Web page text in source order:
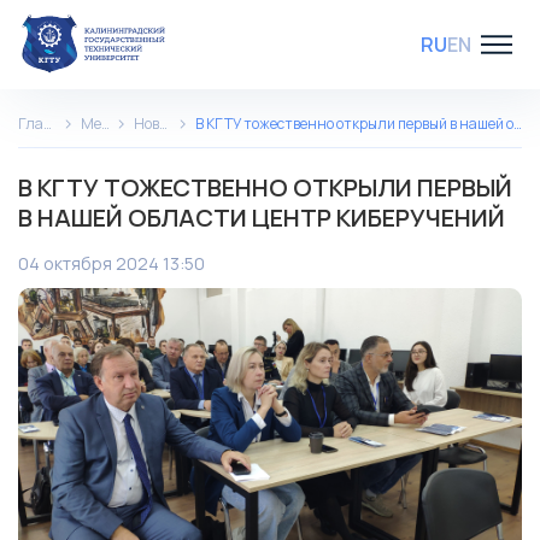
RUEN
Главная Медиа Новости В КГТУ тожественно открыли первый в нашей области Центр киберучений
В КГТУ ТОЖЕСТВЕННО ОТКРЫЛИ ПЕРВЫЙ
В НАШЕЙ ОБЛАСТИ ЦЕНТР КИБЕРУЧЕНИЙ
04 октября 2024 13:50